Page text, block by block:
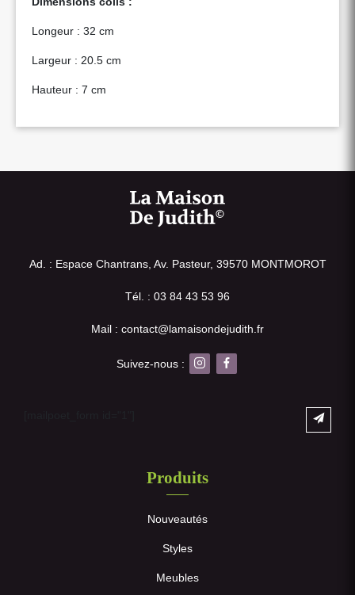
Longeur : 32 cm
Largeur : 20.5 cm
Hauteur : 7 cm
Ad. : Espace Chantrans, Av. Pasteur, 39570 MONTMOROT
Tél. : 03 84 43 53 96
Mail : contact@lamaisondejudith.fr
Suivez-nous :
Produits
Nouveautés
Styles
Meubles